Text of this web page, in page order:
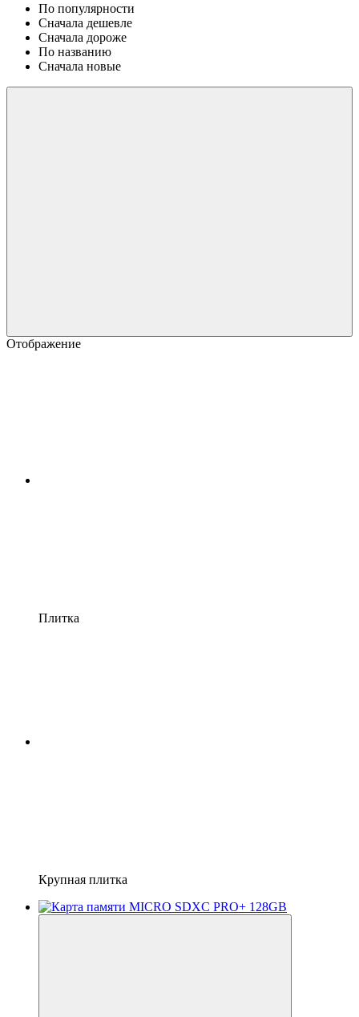
По популярности
Сначала дешевле
Сначала дороже
По названию
Сначала новые
Отображение
Плитка
Крупная плитка